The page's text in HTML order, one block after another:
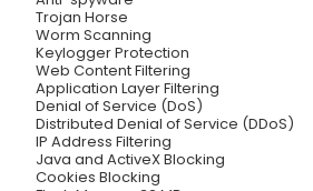
Trojan Horse
Worm Scanning
Keylogger Protection
Web Content Filtering
Application Layer Filtering
Denial of Service (DoS)
Distributed Denial of Service (DDoS)
IP Address Filtering
Java and ActiveX Blocking
Cookies Blocking